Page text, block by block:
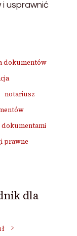
i usprawnić
dokumentów
notariusz
dokumentami
prawne
dla